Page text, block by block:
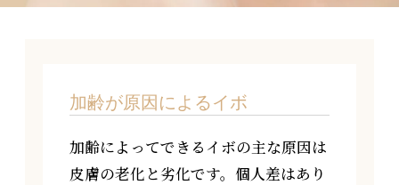
加齢が原因によるイボ
加齢によってできるイボの主な原因は
皮膚の老化と劣化です。個人差はあり